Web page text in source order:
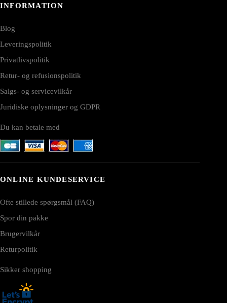
INFORMATION
Blog
Leveringspolitik
Privatlivspolitik
Retur- og refusionspolitik
Salgs- og servicevilkår
Juridiske oplysninger og GDPR
Du kan betale med
ONLINE KUNDESERVICE
Ofte stillede spørgsmål (FAQ)
Spor din pakke
Brugervilkår
Returpolitik
Sikker shopping